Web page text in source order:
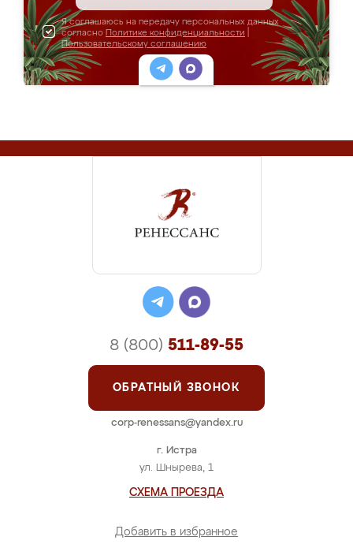
Я соглашаюсь на передачу персональных данных
согласно
Политике конфиденциальности
Пользовательскому соглашению
г. Истра
ул. Шнырева, 1
СХЕМА ПРОЕЗДА
Добавить в избранное
8 (800) 511-89-55
ОБРАТНЫЙ ЗВОНОК
corp-renessans@yandex.ru